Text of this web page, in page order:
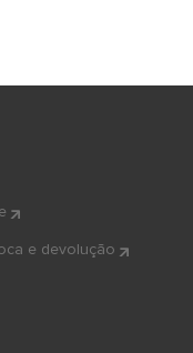
e devolução